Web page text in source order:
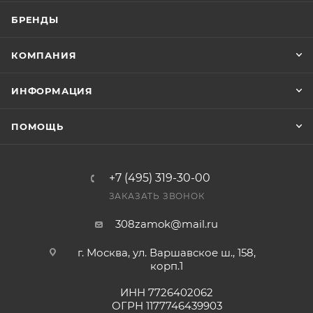
мебель продается отдельно.
В случае отсутствия товара данного производителя
утверждение заказчика.
окончательными. После оформления заказа
приходит письмо только для подтверждения, что
заказ был получен.
Конечная цена будет отображена в высланном
счете после проверки товара на наличие на складе.
Фактом подтверждения покупки будет считаться
оплата выставленного счета.
БРЕНДЫ
КОМПАНИЯ
ИНФОРМАЦИЯ
ПОМОЩЬ
+7 (495) 319-30-00
ЗАКАЗАТЬ ЗВОНОК
308zamok@mail.ru
г. Москва, ул. Варшавское ш., 158,
корп.1
ИНН 7726402062
ОГРН 1177746439903